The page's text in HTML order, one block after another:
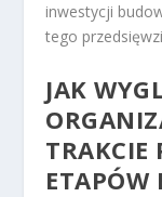
inwestycji
tego
JAK
TRAKCIE
ETAPÓW